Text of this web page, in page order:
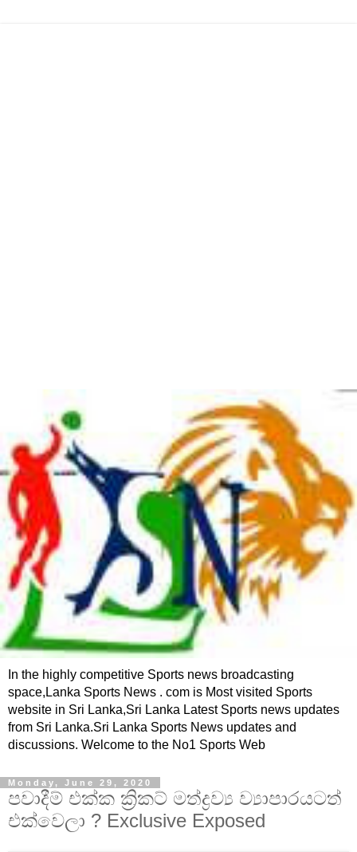
In the highly competitive Sports news broadcasting
space,Lanka Sports News . com is Most visited Sports
website in Sri Lanka,Sri Lanka Latest Sports news updates
from Sri Lanka.Sri Lanka Sports News updates and
discussions. Welcome to the No1 Sports Web
Monday, June 29, 2020
පවාදීම් එක්ක ක්‍රිකට් මත්ද්‍රව්‍ය ව්‍යාපාරයටත්
එක්වෙලා ? Exclusive Exposed